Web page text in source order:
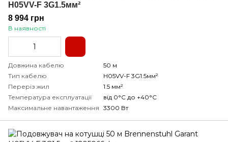
H05VV-F 3G1.5мм²
8 994 грн
В наявності
Довжина кабелю
50 м
Тип кабелю
H05VV-F 3G1.5мм²
Переріз жил
1.5 мм²
Температура експлуатації
від 0°С до +40°С
Максимальне навантаження 3300 Вт